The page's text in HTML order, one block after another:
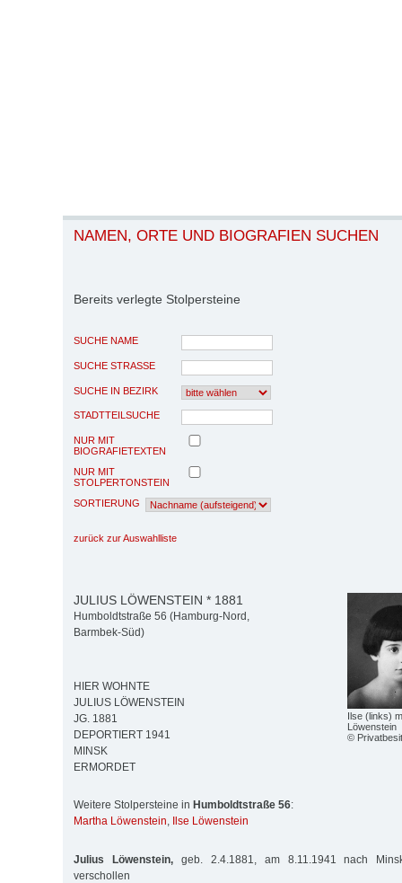
NAMEN, ORTE UND BIOGRAFIEN SUCHEN
Bereits verlegte Stolpersteine
SUCHE NAME
SUCHE STRASSE
SUCHE IN BEZIRK
STADTTEILSUCHE
NUR MIT
BIOGRAFIETEXTEN
NUR MIT
STOLPERTONSTEIN
SORTIERUNG
zurück zur Auswahlliste
Ilse (links)
Löwenstein
©
JULIUS LÖWENSTEIN * 1881
Humboldtstraße 56 (Hamburg-Nord,
Barmbek-Süd)
HIER WOHNTE
JULIUS LÖWENSTEIN
JG. 1881
DEPORTIERT 1941
MINSK
ERMORDET
Weitere Stolpersteine in Humboldtstraße 56:
Martha Löwenstein, Ilse Löwenstein
Julius Löwenstein,geb. 2.4.1881, am 8.11.1941 nach
verschollen